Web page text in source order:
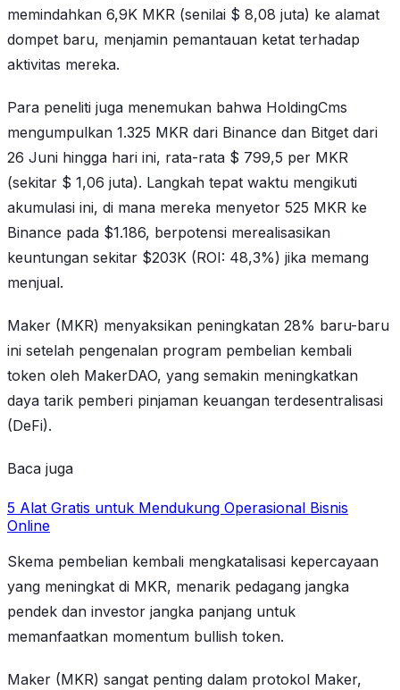
memindahkan 6,9K MKR (senilai $ 8,08 juta) ke alamat
dompet baru, menjamin pemantauan ketat terhadap
aktivitas mereka.
Para peneliti juga menemukan bahwa HoldingCms
mengumpulkan 1.325 MKR dari Binance dan Bitget dari
26 Juni hingga hari ini, rata-rata $ 799,5 per MKR
(sekitar $ 1,06 juta). Langkah tepat waktu mengikuti
akumulasi ini, di mana mereka menyetor 525 MKR ke
Binance pada $1.186, berpotensi merealisasikan
keuntungan sekitar $203K (ROI: 48,3%) jika memang
menjual.
Maker (MKR) menyaksikan peningkatan 28% baru-baru
ini setelah pengenalan program pembelian kembali
token oleh MakerDAO, yang semakin meningkatkan
daya tarik pemberi pinjaman keuangan terdesentralisasi
(DeFi).
Baca juga
5 Alat Gratis untuk Mendukung Operasional Bisnis
Online
Skema pembelian kembali mengkatalisasi kepercayaan
yang meningkat di MKR, menarik pedagang jangka
pendek dan investor jangka panjang untuk
memanfaatkan momentum bullish token.
Maker (MKR) sangat penting dalam protokol Maker,